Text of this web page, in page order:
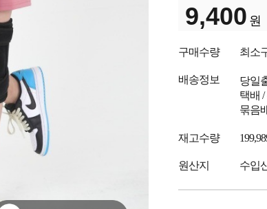
9,400 원
구매수량 최소
배송정보 당일
택배
묶음
재고수량
원산지 수입